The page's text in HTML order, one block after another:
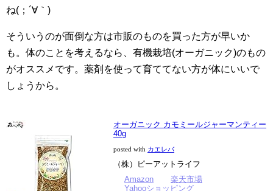
ね(；´∀｀)
そういうのが面倒な方は市販のものを買った方が早いか
も。体のことを考えるなら、有機栽培(オーガニック)のもの
がオススメです。薬剤を使って育ててない方が体にいいで
しょうから。
オーガニック カモミールジャーマンティー
40g
posted with カエレバ
（株）ピーアットライフ
Amazon
楽天市場
Yahooショッピング